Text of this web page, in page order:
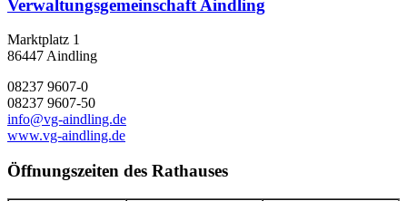
Verwaltungsgemeinschaft Aindling
Marktplatz 1
86447 Aindling
08237 9607-0
08237 9607-50
info@vg-aindling.de
www.vg-aindling.de
Öffnungszeiten des Rathauses